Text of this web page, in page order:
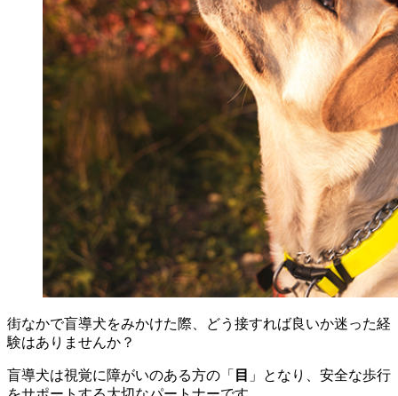
街なかで盲導犬をみかけた際、どう接すれば良いか迷った経
験はありませんか？
盲導犬は視覚に障がいのある方の「 目 」となり、安全な歩行